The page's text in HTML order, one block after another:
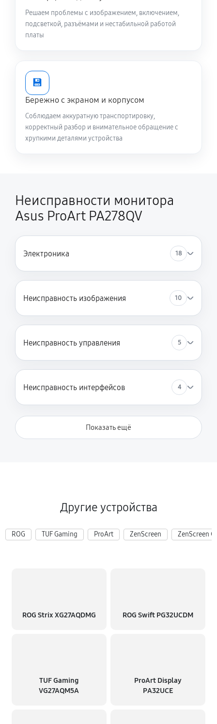
Решаем проблемы с изображением, включением,
подсветкой, разъёмами и нестабильной работой
платы
💾
Бережно с экраном и корпусом
Соблюдаем аккуратную транспортировку,
корректный разбор и внимательное обращение с
хрупкими деталями устройства
Неисправности монитора
Asus ProArt PA278QV
Электроника 18
Неисправность изображения 10
Неисправность управления 5
Неисправность интерфейсов 4
Показать ещё
Другие устройства
ROG TUF Gaming ProArt ZenScreen ZenScreen
ROG Strix XG27AQDMG ROG Swift PG32UCDM
TUF Gaming
VG27AQM5A
ProArt Display
PA32UCE